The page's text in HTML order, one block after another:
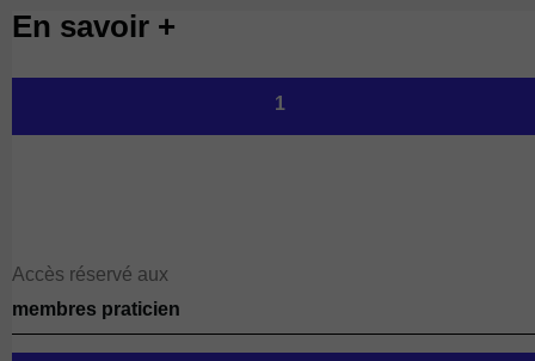
En savoir +
1
Accès réservé aux
membres praticien